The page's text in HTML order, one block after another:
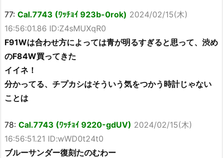
77: Cal.7743 (ﾜｯﾁｮｲ 923b-0rok) 2024/02/15(木)
16:56:01.86 ID:Z4sMUXqR0
F91Wは合わせ方によっては青が明るすぎると思って、渋め
のF84W買ってきた
イイネ！
分かってる、チプカシはそういう気をつかう時計じゃない
ことは
78: Cal.7743 (ﾜｯﾁｮｲ 9220-gdUV) 2024/02/15(木)
16:56:51.21 ID:wWD0t24t0
ブルーサンダー復刻たのむわー